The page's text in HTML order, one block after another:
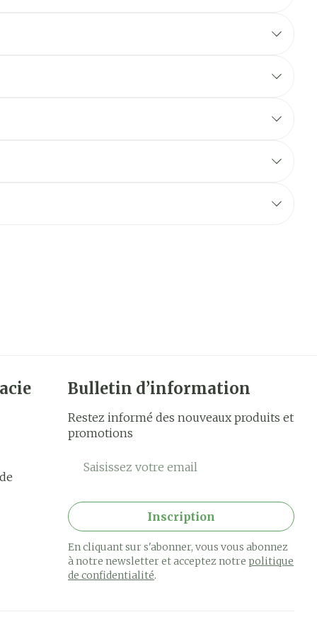
Bulletin d’information
Restez informé des nouveaux produits et
promotions
Adresse mail
Inscription
En cliquant sur s'abonner, vous vous abonnez
à notre newsletter et acceptez notrepolitique
de confidentialité.